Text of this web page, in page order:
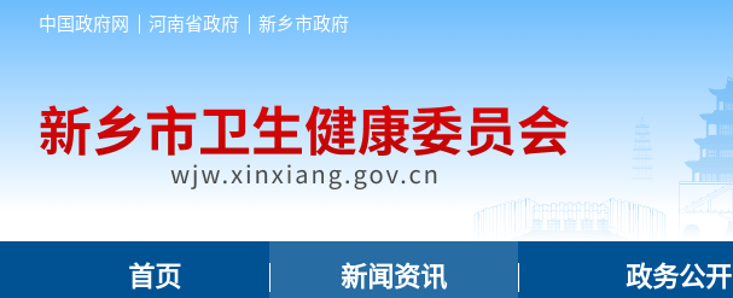
中国政府网 河南省政府 新乡市政府
首页 新闻资讯 政务公开